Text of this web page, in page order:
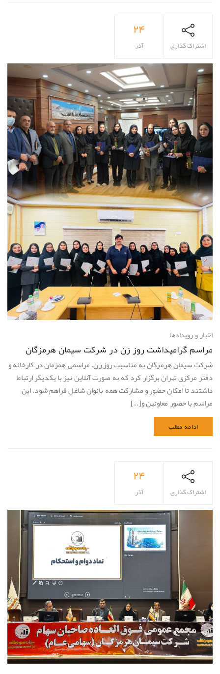
۲۴
آذر اشتراک گذاری
اخبار و رویدادها
مراسم گرامیداشت روز زن در شرکت سیمان هرمزگان
شرکت سیمان هرمزگان به مناسبت روز زن، مراسمی همزمان در کارخانه و
دفتر مرکزی تهران برگزار کرد که به صورت آنلاین نیز با یکدیگر ارتباط
داشتند تا امکان حضور و مشارکت همه بانوان شاغل فراهم شود. این
مراسم با حضور معاونین و[…]
ادامه مطلب
۲۴
آذر اشتراک گذاری